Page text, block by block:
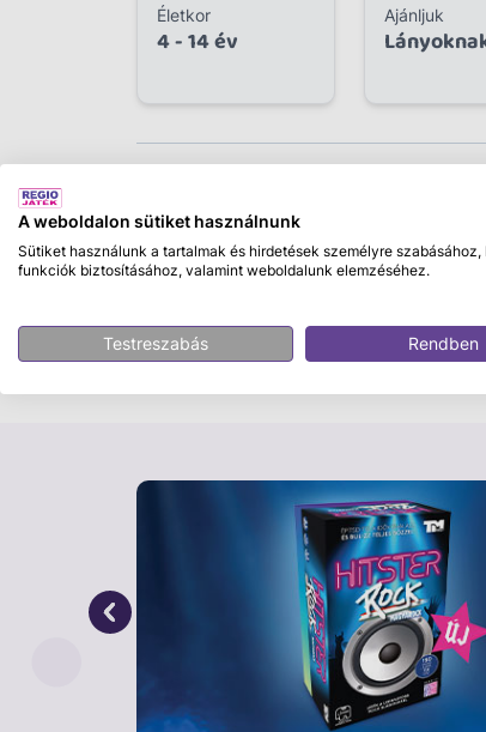
Életkor
4 - 14 év
Ajánljuk
L. O. L. Surprise Sellő apróságok
Lepd meg gyermekedet az L.O.L.
pillanatokat élhet át! A szettben
rajzait vagy akár meghívókat is
A weboldalon sütiket használnunk
Sütiket használunk a tartalmak és hirdetések személyre szabásához,
funkciók biztosításához, valamint weboldalunk elemzéséhez.
Testreszabás Rendben